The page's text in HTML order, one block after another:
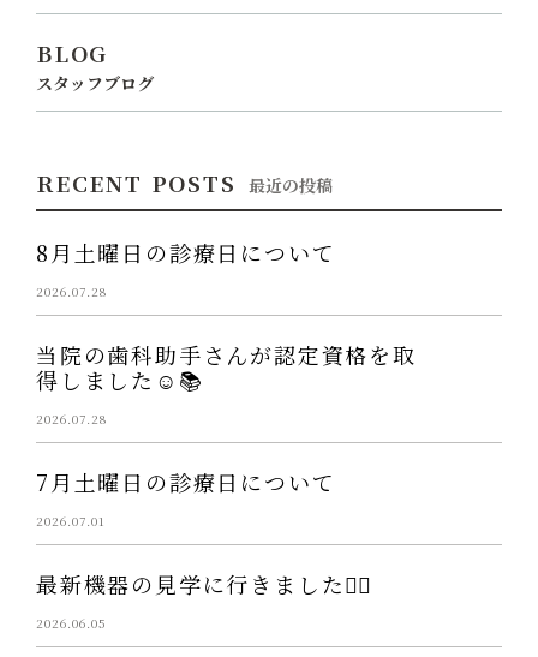
BLOG
スタッフブログ
RECENT POSTS 最近の投稿
8月土曜日の診療日について
2026.07.28
当院の歯科助手さんが認定資格を取
得しました☺️📚
2026.07.28
7月土曜日の診療日について
2026.07.01
最新機器の見学に行きました👩‍⚕️
2026.06.05